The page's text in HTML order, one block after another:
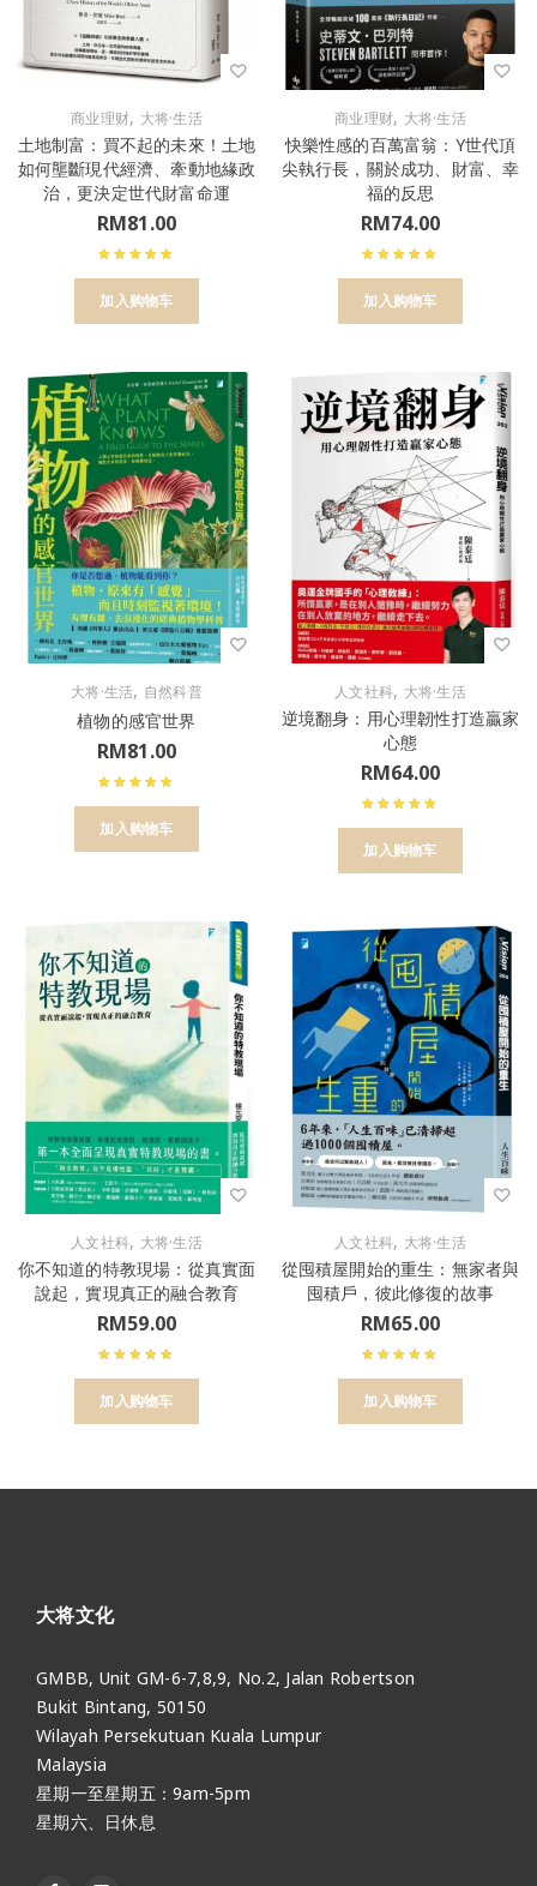
商业理财, 大将·生活
土地制富：買不起的未來！土地
如何壟斷現代經濟、牽動地緣政
治，更決定世代財富命運
RM81.00
加入购物车
商业理财, 大将·生活
快樂性感的百萬富翁：Y世代頂
尖執行長，關於成功、財富、幸
福的反思
RM74.00
加入购物车
大将·生活, 自然科普
植物的感官世界
RM81.00
加入购物车
人文社科, 大将·生活
逆境翻身：用心理韌性打造贏家
心態
RM64.00
加入购物车
人文社科, 大将·生活
你不知道的特教現場：從真實面
說起，實現真正的融合教育
RM59.00
加入购物车
人文社科, 大将·生活
從囤積屋開始的重生：無家者與
囤積戶，彼此修復的故事
RM65.00
加入购物车
大将文化
GMBB, Unit GM-6-7,8,9, No.2, Jalan Robertson
Bukit Bintang, 50150
Wilayah Persekutuan Kuala Lumpur
Malaysia
星期一至星期五：9am-5pm
星期六、日休息